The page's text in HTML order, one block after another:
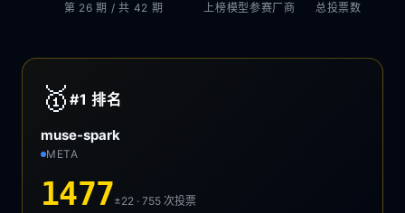
第 26 期 / 共 42 期 上榜模型参赛厂商 总投票数
🥇 #1排名
muse-spark
META
1477±22 · 755次投票